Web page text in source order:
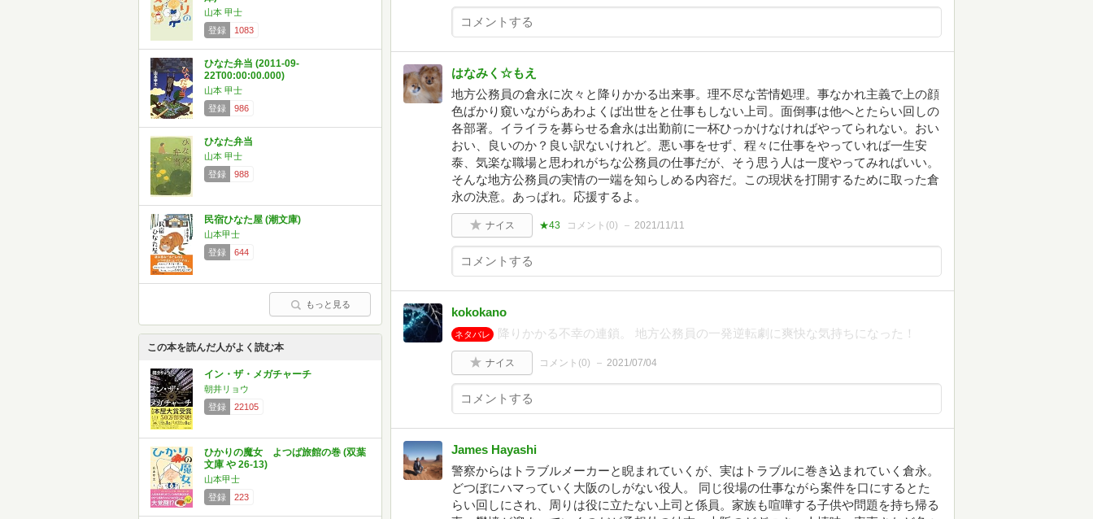
山本 甲士
登録
1083
ひなた弁当 (2011-09-
22T00:00:00.000)
山本 甲士
登録
986
ひなた弁当
山本 甲士
登録
988
民宿ひなた屋 (潮文庫)
山本甲士
登録
644
もっと見る
この本を読んだ人がよく読む本
イン・ザ・メガチャーチ
朝井リョウ
登録
22105
ひかりの魔女 よつば旅館の巻 (双葉
文庫 や 26-13)
山本甲士
登録
223
はなみく☆もえ
地方公務員の倉永に次々と降りかかる出来事。理不尽な苦情処理。事なかれ主義で上の顔
色ばかり窺いながらあわよくば出世をと仕事もしない上司。面倒事は他へとたらい回しの
各部署。イライラを募らせる倉永は出勤前に一杯ひっかけなければやってられない。おい
おい、良いのか？良い訳ないけれど。悪い事をせず、程々に仕事をやっていれば一生安
泰、気楽な職場と思われがちな公務員の仕事だが、そう思う人は一度やってみればいい。
そんな地方公務員の実情の一端を知らしめる内容だ。この現状を打開するために取った倉
永の決意。あっぱれ。応援するよ。
ナイス ★43 コメント(0) 2021/11/11
kokokano
ネタバレ 降りかかる不幸の連鎖。 地方公務員の一発逆転劇に爽快な気持ちになった！
ナイス コメント(0) 2021/07/04
James Hayashi
警察からはトラブルメーカーと睨まれていくが、実はトラブルに巻き込まれていく倉永。
どつぼにハマっていく大阪のしがない役人。 同じ役場の仕事ながら案件を口にするとた
らい回しにされ、周りは役に立たない上司と係員。家族も喧嘩する子供や問題を持ち帰る